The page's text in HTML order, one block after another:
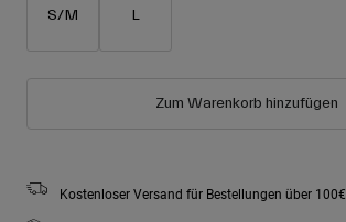
Freestyle
S/M L
Zum Warenkorb hinzufügen
Kostenloser Versand für Bestellungen über 100€